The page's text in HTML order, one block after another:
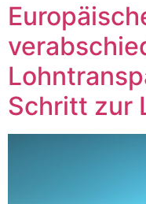
Schritt zur